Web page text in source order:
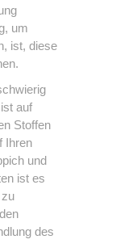
um
ist, diese
auf
Stoffen
Ihren
und
ist es
des